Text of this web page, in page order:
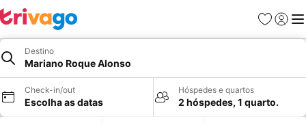
Favoritos
Iniciar
Destino
Mariano Roque Alonso
Check-in/out
Escolha as datas
Hóspedes e quartos
2 hóspedes, 1 quarto.